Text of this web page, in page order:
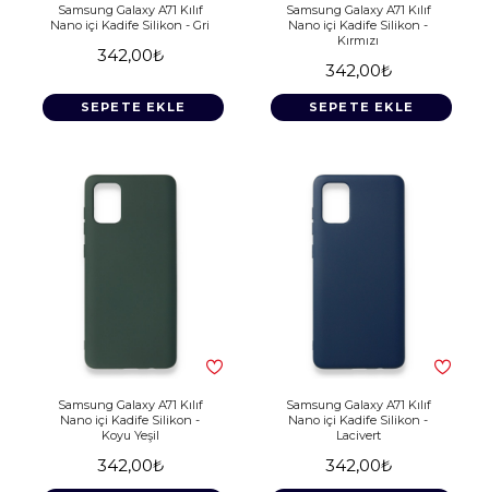
Samsung Galaxy A71 Kılıf
Nano içi Kadife Silikon - Gri
342,00₺
SEPETE EKLE
Samsung Galaxy A71 Kılıf
Nano içi Kadife Silikon -
Kırmızı
342,00₺
SEPETE EKLE
Samsung Galaxy A71 Kılıf
Nano içi Kadife Silikon -
Koyu Yeşil
342,00₺
Samsung Galaxy A71 Kılıf
Nano içi Kadife Silikon -
Lacivert
342,00₺